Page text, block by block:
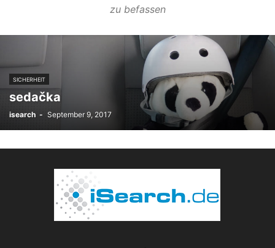
zu befassen
SICHERHEIT
sedačka
isearch - September 9, 2017